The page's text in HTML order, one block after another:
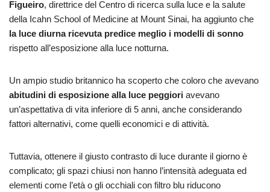
Figueiro, direttrice del Centro di ricerca sulla luce e la salute
della Icahn School of Medicine at Mount Sinai, ha aggiunto che
la luce diurna ricevuta predice meglio i modelli di sonno
rispetto all’esposizione alla luce notturna.
Un ampio studio britannico ha scoperto che coloro che avevano
abitudini di esposizione alla luce peggiori avevano
un’aspettativa di vita inferiore di 5 anni, anche considerando
fattori alternativi, come quelli economici e di attività.
Tuttavia, ottenere il giusto contrasto di luce durante il giorno è
complicato; gli spazi chiusi non hanno l’intensità adeguata ed
elementi come l’età o gli occhiali con filtro blu riducono